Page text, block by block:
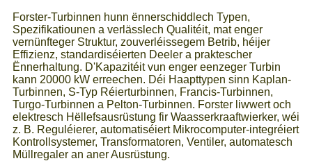
Forster-Turbinnen hunn ënnerschiddlech Typen,
Spezifikatiounen a verlässlech Qualitéit, mat enger
vernünfteger Struktur, zouverléissegem Betrib, héijer
Effizienz, standardiséierten Deeler a praktescher
Ënnerhaltung. D'Kapazitéit vun enger eenzeger Turbin
kann 20000 kW erreechen. Déi Haapttypen sinn Kaplan-
Turbinnen, S-Typ Réierturbinnen, Francis-Turbinnen,
Turgo-Turbinnen a Pelton-Turbinnen. Forster liwwert och
elektresch Hëllefsausrüstung fir Waasserkraaftwierker, wéi
z. B. Reguléierer, automatiséiert Mikrocomputer-integréiert
Kontrollsystemer, Transformatoren, Ventiler, automatesch
Müllregaler an aner Ausrüstung.